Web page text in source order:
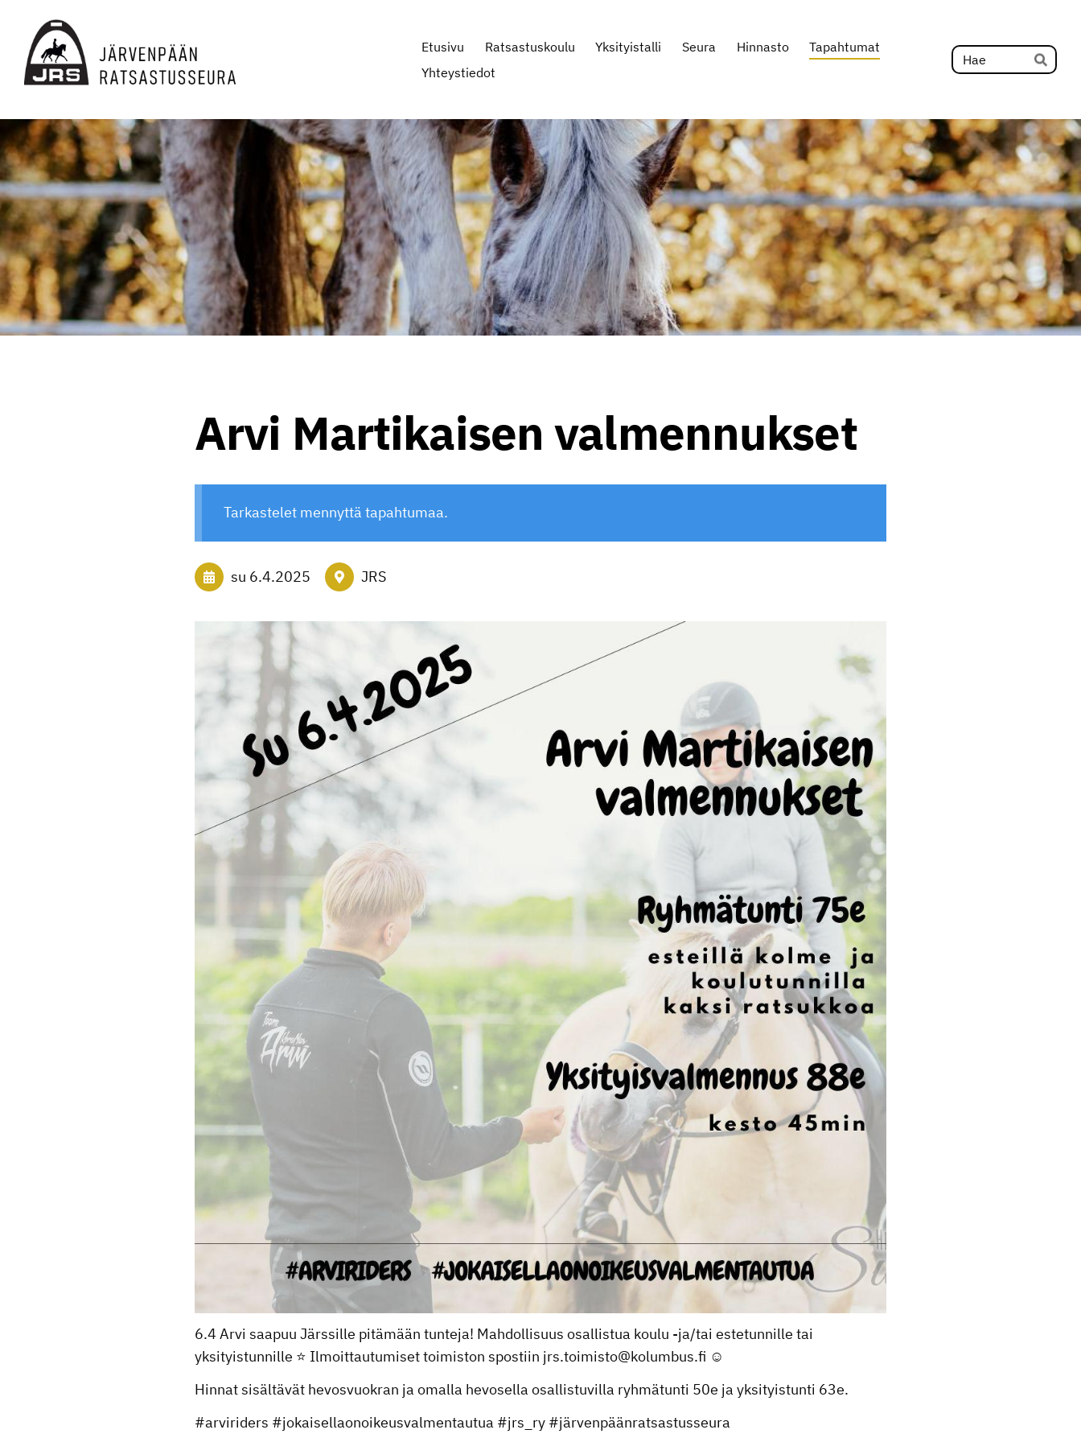
sivun
sisältöön
JRS ry
Etusivu Ratsastuskoulu Yksityistalli Seura Hinnasto
Tapahtumat
Yhteystiedot
Hae
Arvi Martikaisen valmennukset
Tarkastelet mennyttä tapahtumaa.
su 6.4.2025 JRS
6.4 Arvi saapuu Järssille pitämään tunteja! Mahdollisuus osallistua koulu -ja/tai estetunnille tai
yksityistunnille ⭐️ Ilmoittautumiset toimiston spostiin jrs.toimisto@kolumbus.fi ☺️
Hinnat sisältävät hevosvuokran ja omalla hevosella osallistuvilla ryhmätunti 50e ja yksityistunti 63e.
#arviriders #jokaisellaonoikeusvalmentautua #jrs_ry #järvenpäänratsastusseura